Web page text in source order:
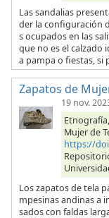
Las sandalias
der la configuración
s ocupados en las
que no es el calzado
a pampa o fiestas, si
Zapatos de
19 nov.
Mujer de
https://
Los zapatos de tela
mpesinas andinas a
sados con faldas